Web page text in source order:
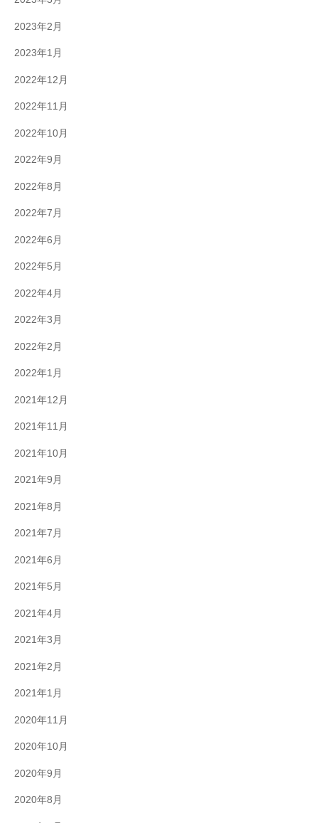
2023年2月
2023年1月
2022年12月
2022年11月
2022年10月
2022年9月
2022年8月
2022年7月
2022年6月
2022年5月
2022年4月
2022年3月
2022年2月
2022年1月
2021年12月
2021年11月
2021年10月
2021年9月
2021年8月
2021年7月
2021年6月
2021年5月
2021年4月
2021年3月
2021年2月
2021年1月
2020年11月
2020年10月
2020年9月
2020年8月